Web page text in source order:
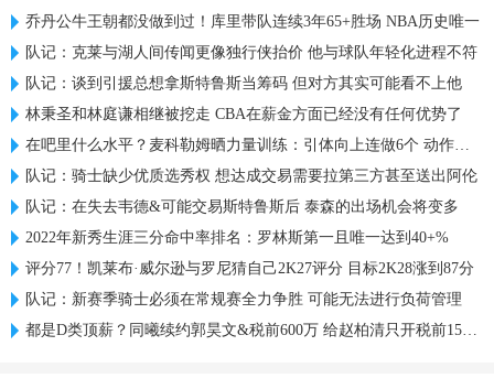
乔丹公牛王朝都没做到过！库里带队连续3年65+胜场 NBA历史唯一
队记：克莱与湖人间传闻更像独行侠抬价 他与球队年轻化进程不符
队记：谈到引援总想拿斯特鲁斯当筹码 但对方其实可能看不上他
林秉圣和林庭谦相继被挖走 CBA在薪金方面已经没有任何优势了
在吧里什么水平？麦科勒姆晒力量训练：引体向上连做6个 动作很稳
队记：骑士缺少优质选秀权 想达成交易需要拉第三方甚至送出阿伦
队记：在失去韦德&可能交易斯特鲁斯后 泰森的出场机会将变多
2022年新秀生涯三分命中率排名：罗林斯第一且唯一达到40+%
评分77！凯莱布·威尔逊与罗尼猜自己2K27评分 目标2K28涨到87分
队记：新赛季骑士必须在常规赛全力争胜 可能无法进行负荷管理
都是D类顶薪？同曦续约郭昊文&税前600万 给赵柏清只开税前150万